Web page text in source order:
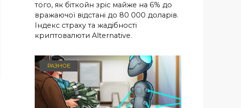
того, як біткойн зріс майже на 6% до
вражаючої відстані до 80 000 доларів.
Індекс страху та жадібності
криптовалюти Alternative.
РАЗНОЕ